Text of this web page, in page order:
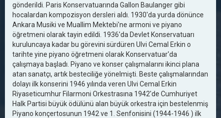
gönderildi. Paris Konservatuarında Gallon Baulanger gibi
hocalardan kompozisyon dersleri aldı. 1930'da yurda dönünce
Ankara Musiki ve Muallim Mektebi'ne armoni ve piyano
öğretmeni olarak tayin edildi. 1936'da Devlet Konservatuarı
kuruluncaya kadar bu görevini sürdüren Ulvi Cemal Erkin o
tarihte yine piyano öğretmeni olarak Konservatuar'da
çalışmaya başladı. Piyano ve konser çalışmalarını ikinci plana
atan sanatçı, artık besteciliğe yönelmişti. Beste çalışmalarından
dolayı ilk konserini 1946 yılında veren Ulvi Cemal Erkin
Riyaseticumhur Filarmoni Orkestrasına 1942'de Cumhuriyet
Halk Partisi büyük ödülünü alan büyük orkestra için bestelenmiş
Piyano konçertosunun 1942 ve 1. Senfonisini (1944-1946 ) ilk